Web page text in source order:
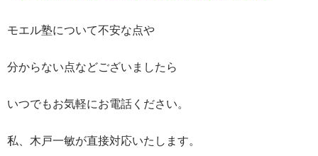
モエル塾について不安な点や
分からない点などございましたら
いつでもお気軽にお電話ください。
私、木戸一敏が直接対応いたします。